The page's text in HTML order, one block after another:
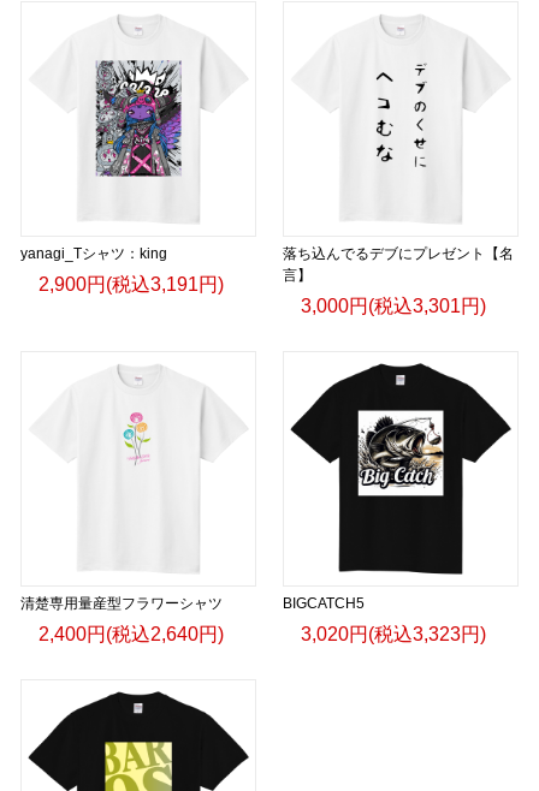
yanagi_Tシャツ：king
2,900円(税込3,191円)
落ち込んでるデブにプレゼント【名
言】
3,000円(税込3,301円)
清楚専用量産型フラワーシャツ
2,400円(税込2,640円)
BIGCATCH5
3,020円(税込3,323円)